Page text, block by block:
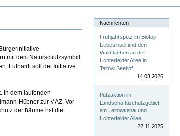
mit dem Naturschutzsymbol
Luthardt soll der Initiative
In dem laufenden
Hübner zur MAZ. Vor
der Bäume hat die
Nachrichten
Frühjahrsputz im Biotop
Liebesinsel und den
Waldflächen an der
Lichterfelder Allee in
Teltow Seehof .
14.03.2026
Putzaktion im
Landschaftsschutzgebiet
am Teltowkanal und
Lichterfelder Allee
22.11.2025